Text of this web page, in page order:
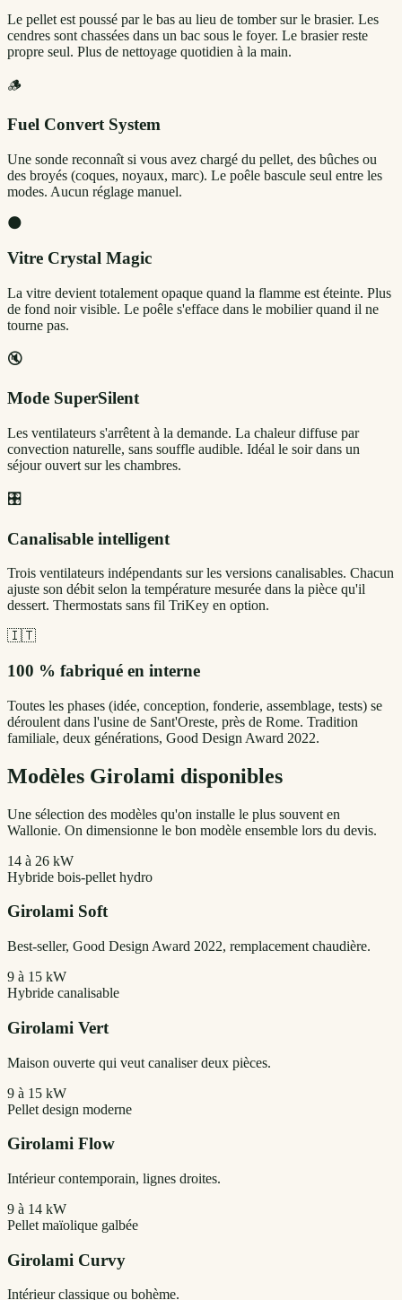
Le pellet est poussé par le bas au lieu de tomber sur le brasier. Les
cendres sont chassées dans un bac sous le foyer. Le brasier reste
propre seul. Plus de nettoyage quotidien à la main.
🪵
Fuel Convert System
Une sonde reconnaît si vous avez chargé du pellet, des bûches ou
des broyés (coques, noyaux, marc). Le poêle bascule seul entre les
modes. Aucun réglage manuel.
🌑
Vitre Crystal Magic
La vitre devient totalement opaque quand la flamme est éteinte. Plus
de fond noir visible. Le poêle s'efface dans le mobilier quand il ne
tourne pas.
🔇
Mode SuperSilent
Les ventilateurs s'arrêtent à la demande. La chaleur diffuse par
convection naturelle, sans souffle audible. Idéal le soir dans un
séjour ouvert sur les chambres.
🎛
Canalisable intelligent
Trois ventilateurs indépendants sur les versions canalisables. Chacun
ajuste son débit selon la température mesurée dans la pièce qu'il
dessert. Thermostats sans fil TriKey en option.
🇮🇹
100 % fabriqué en interne
Toutes les phases (idée, conception, fonderie, assemblage, tests) se
déroulent dans l'usine de Sant'Oreste, près de Rome. Tradition
familiale, deux générations, Good Design Award 2022.
Modèles Girolami disponibles
Une sélection des modèles qu'on installe le plus souvent en
Wallonie. On dimensionne le bon modèle ensemble lors du devis.
14 à 26 kW
Hybride bois-pellet hydro
Girolami Soft
Best-seller, Good Design Award 2022, remplacement chaudière.
9 à 15 kW
Hybride canalisable
Girolami Vert
Maison ouverte qui veut canaliser deux pièces.
9 à 15 kW
Pellet design moderne
Girolami Flow
Intérieur contemporain, lignes droites.
9 à 14 kW
Pellet maïolique galbée
Girolami Curvy
Intérieur classique ou bohème.